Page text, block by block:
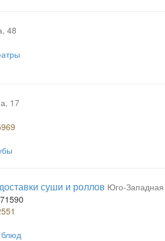
48
17
суши и роллов Юго-
блюд